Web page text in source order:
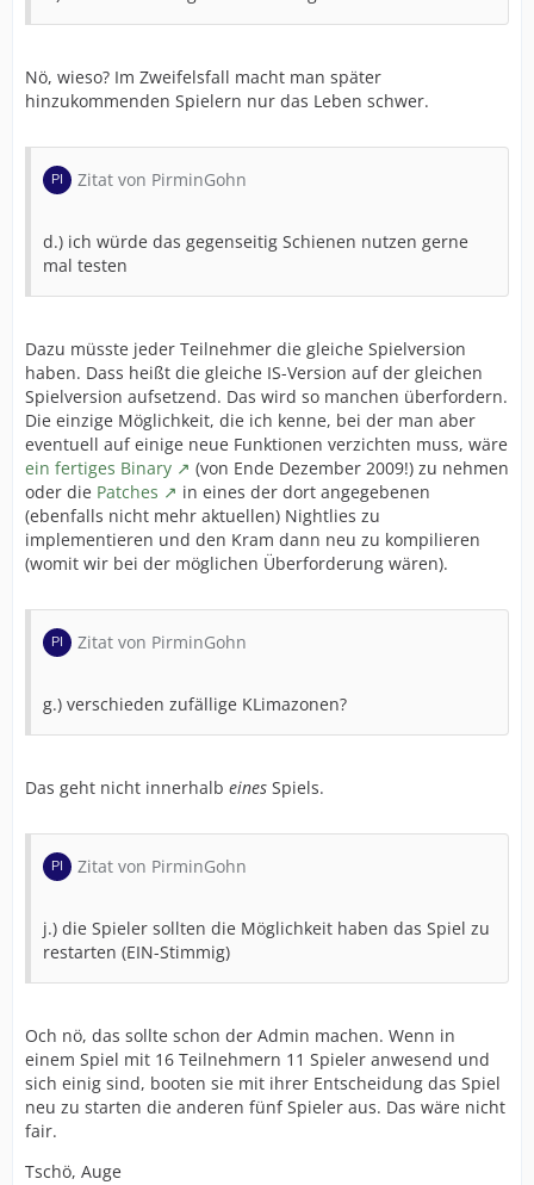
Nö, wieso? Im Zweifelsfall macht man später
hinzukommenden Spielern nur das Leben schwer.
Zitat von PirminGohn
d.) ich würde das gegenseitig Schienen nutzen gerne
mal testen
Dazu müsste jeder Teilnehmer die gleiche Spielversion
haben. Dass heißt die gleiche IS-Version auf der gleichen
Spielversion aufsetzend. Das wird so manchen überfordern.
Die einzige Möglichkeit, die ich kenne, bei der man aber
eventuell auf einige neue Funktionen verzichten muss, wäre
ein fertiges Binary
(von Ende Dezember 2009!) zu nehmen
oder die Patches
in eines der dort angegebenen
(ebenfalls nicht mehr aktuellen) Nightlies zu
implementieren und den Kram dann neu zu kompilieren
(womit wir bei der möglichen Überforderung wären).
Zitat von PirminGohn
g.) verschieden zufällige KLimazonen?
Das geht nicht innerhalb eines Spiels.
Zitat von PirminGohn
j.) die Spieler sollten die Möglichkeit haben das Spiel zu
restarten (EIN-Stimmig)
Och nö, das sollte schon der Admin machen. Wenn in
einem Spiel mit 16 Teilnehmern 11 Spieler anwesend und
sich einig sind, booten sie mit ihrer Entscheidung das Spiel
neu zu starten die anderen fünf Spieler aus. Das wäre nicht
fair.
Tschö, Auge